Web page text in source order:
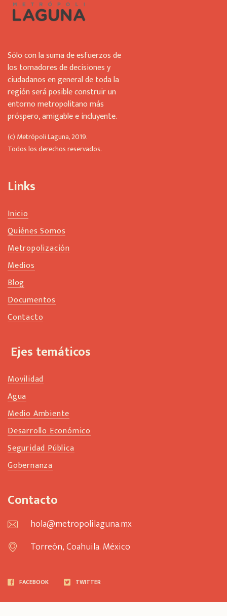
d
s
l
d
b
e
l
e
t
b
k
Sólo con la suma de esfuerzos de
los tomadores de decisiones y
ciudadanos en general de toda la
región será posible construir un
entorno metropolitano más
próspero, amigable e incluyente.
(c) Metrópoli Laguna, 2019.
Todos los derechos reservados.
Links
Inicio
Quiénes Somos
Metropolización
Medios
Blog
Documentos
Contacto
Ejes temáticos
Movilidad
Agua
Medio Ambiente
Desarrollo Económico
Seguridad Pública
Gobernanza
Contacto
hola@metropolilaguna.mx
Torreón, Coahuila. México
FACEBOOK TWITTER